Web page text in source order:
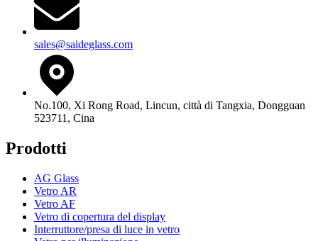
sales@saideglass.com
No.100, Xi Rong Road, Lincun, città di Tangxia, Dongguan
523711, Cina
Prodotti
AG Glass
Vetro AR
Vetro AF
Vetro di copertura del display
Interruttore/presa di luce in vetro